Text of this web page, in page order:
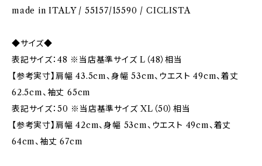
made in ITALY / 55157/15590 / CICLISTA
◆サイズ◆
表記サイズ：48 ※当店基準サイズ L（48）相当
【参考実寸】肩幅 43.5cm、身幅 53cm、ウエスト 49cm、着丈
62.5cm、袖丈 65cm
表記サイズ：50 ※当店基準サイズ XL（50）相当
【参考実寸】肩幅 42cm、身幅 53cm、ウエスト 49cm、着丈
64cm、袖丈 67cm